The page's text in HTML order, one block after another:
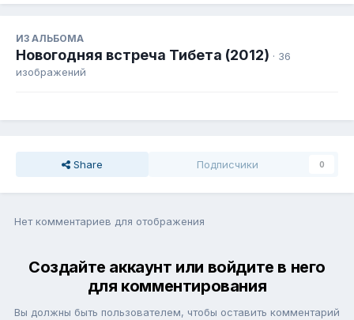
ИЗ АЛЬБОМА
Новогодняя встреча Тибета (2012) · 36
изображений
Share Подписчики 0
Нет комментариев для отображения
Создайте аккаунт или войдите в него
для комментирования
Вы должны быть пользователем, чтобы оставить комментарий